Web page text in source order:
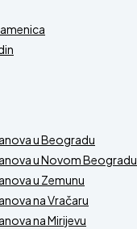
u Beogradu
u Novom Beogradu
u Zemunu
na Vračaru
na Mirijevu